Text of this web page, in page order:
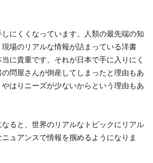
にくくなっています。人類の最先端の知
場のリアルな情報が詰まっている洋書
に貴重です。それが日本で手に入りにく
問屋さんが倒産してしまったと理由もあ
はりニーズが少ないからという理由もあ
ると、世界のリアルなトピックにリアル
ュアンスで情報を掴めるようになりま